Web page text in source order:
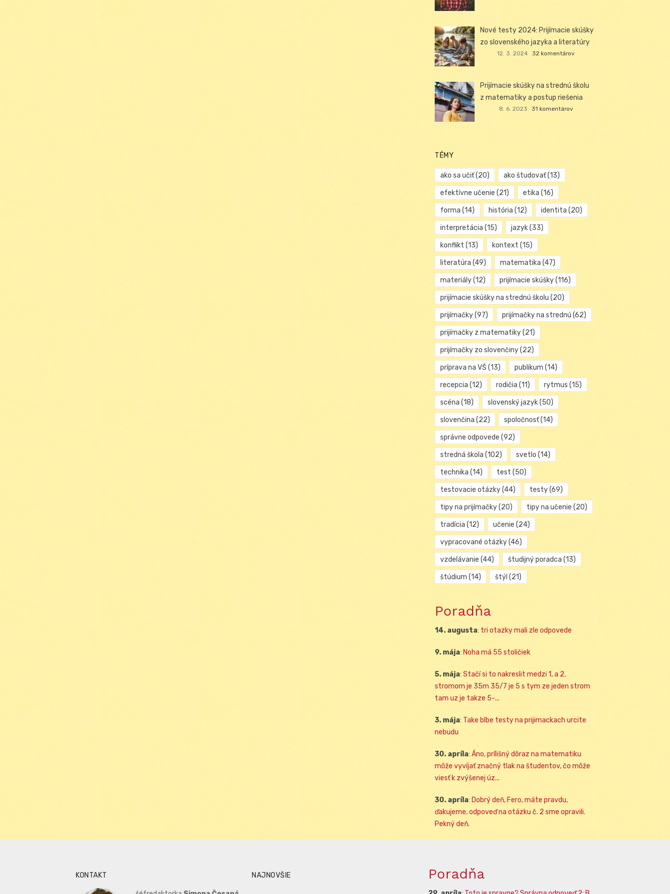
Nové testy 2024: Prijímacie skúšky
zo slovenského jazyka a literatúry
12. 3. 2024 32 komentárov
Prijímacie skúšky na strednú školu
z matematiky a postup riešenia
8. 6. 2023 31 komentárov
TÉMY
ako sa učiť(20) ako študovať(13)
efektívne učenie (21) etika (16)
forma (14) história (12) identita (20)
interpretácia (15) jazyk(33)
konflikt (13) kontext (15)
literatúra (49) matematika (47)
materiály(12) prijímacie skúšky(116)
prijímacie skúšky na strednú školu (20)
prijímačky(97) prijímačky na strednú (62)
prijímačky z matematiky(21)
prijímačky zo slovenčiny(22)
príprava na VŠ (13) publikum (14)
recepcia (12) rodičia (11) rytmus (15)
scéna (18) slovenský jazyk(50)
slovenčina (22) spoločnosť(14)
správne odpovede (92)
stredná škola (102) svetlo (14)
technika (14) test (50)
testovacie otázky(44) testy(69)
tipy na prijímačky(20) tipy na učenie (20)
tradícia (12) učenie (24)
vypracované otázky(46)
vzdelávanie (44) študijný poradca (13)
štúdium (14) štýl (21)
Poradňa
14. augusta: tri otazky mali zle odpovede
9. mája: Noha má 55 stoličiek
5. mája: Stačí si to nakreslit medzi 1, a 2,
stromom je 35m 35/7 je 5 s tym ze jeden strom
tam uz je takze 5-...
3. mája: Take blbe testy na prijimackach urcite
nebudu
30. apríla: Áno, prílišný dôraz na matematiku
môže vyvíjať značný tlak na študentov, čo môže
viesť k zvýšenej úz...
30. apríla: Dobrý deň, Fero, máte pravdu,
ďakujeme, odpoveď na otázku č. 2 sme opravili.
Pekný deň.
KONTAKT NAJNOVŠIE Poradňa